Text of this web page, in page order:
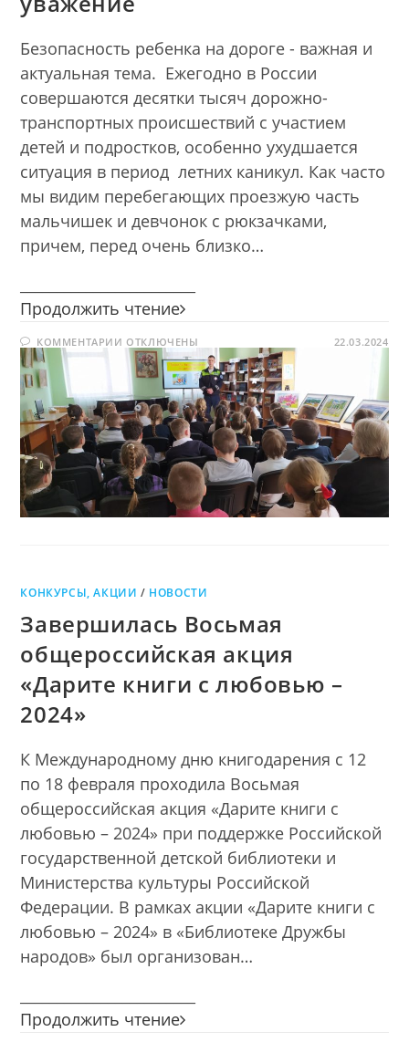
Безопасность ребенка на дороге - важная и
актуальная тема. Ежегодно в России
совершаются десятки тысяч дорожно-
транспортных происшествий с участием
детей и подростков, особенно ухудшается
ситуация в период летних каникул. Как часто
мы видим перебегающих проезжую часть
мальчишек и девчонок с рюкзачками,
причем, перед очень близко…
Продолжить чтение Правилам
—
наше
уважение
КОММЕНТАРИИ К
ЗАПИСИ
ПРАВИЛАМ
ДВИЖЕНИЯ
НАШЕ
УВАЖЕНИЕ
ОТКЛЮЧЕНЫ 22.03.2024
КОНКУРСЫ, АКЦИИ / НОВОСТИ
Завершилась Восьмая
общероссийская акция
«Дарите книги с любовью –
2024»
К Международному дню книгодарения с 12
по 18 февраля проходила Восьмая
общероссийская акция «Дарите книги с
любовью – 2024» при поддержке Российской
государственной детской библиотеки и
Министерства культуры Российской
Федерации. В рамках акции «Дарите книги с
любовью – 2024» в «Библиотеке Дружбы
народов» был организован…
Продолжить чтение Завершилась